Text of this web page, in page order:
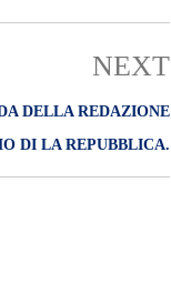
NEXT
DELLA REDAZIONE
DI LA REPUBBLICA.